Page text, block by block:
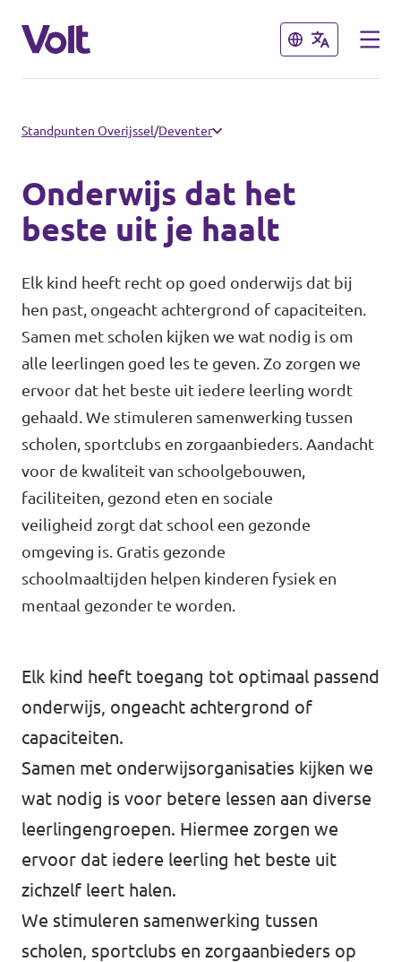
Sluiten
Communities
Volt Almelo
Volt Deventer
Volt Hengelo
Volt Zwolle
Sluiten
Standpunten
Mensen
Nieuws
Agenda
Gemeenteraadsverkiezingen 2026
Doneer
Vacatures
Deventer
Enschede
Hengelo
Standpunten Overijssel/Deventer
Onderwijs dat het
beste uit je haalt
Elk kind heeft recht op goed onderwijs dat bij
hen past, ongeacht achtergrond of capaciteiten.
Samen met scholen kijken we wat nodig is om
alle leerlingen goed les te geven. Zo zorgen we
ervoor dat het beste uit iedere leerling wordt
gehaald. We stimuleren samenwerking tussen
scholen, sportclubs en zorgaanbieders. Aandacht
voor de kwaliteit van schoolgebouwen,
faciliteiten, gezond eten en sociale
veiligheid zorgt dat school een gezonde
omgeving is. Gratis gezonde
schoolmaaltijden helpen kinderen fysiek en
mentaal gezonder te worden.
Elk kind heeft toegang tot optimaal passend
onderwijs, ongeacht achtergrond of
capaciteiten.
Samen met onderwijsorganisaties kijken we
wat nodig is voor betere lessen aan diverse
leerlingengroepen. Hiermee zorgen we
ervoor dat iedere leerling het beste uit
zichzelf leert halen.
We stimuleren samenwerking tussen
scholen, sportclubs en zorgaanbieders op